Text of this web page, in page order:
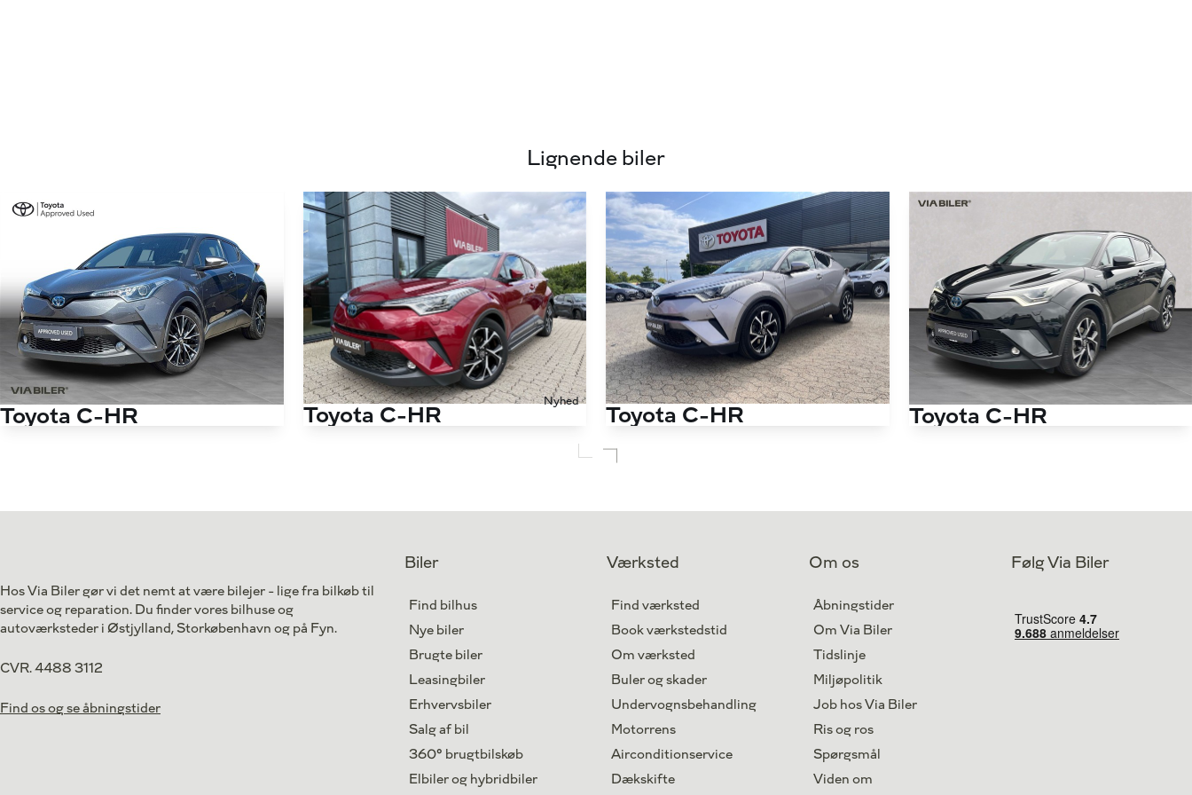
Lignende biler
Toyota C-HR
Drivmiddel
Hybrid
Kontant
149.800kr.
Nyhed
Toyota C-HR
1,8 Hybrid C-LUB Premium Selected Multidrive S 122HK 5d Aut.
Kontant
Toyota C-HR
Lokation
Højbjerg
Toyota C-HR
Drivmiddel
Hybrid
Hos Via Biler gør vi det nemt at være bilejer - lige fra bilkøb til
service og reparation. Du finder vores bilhuse og
autoværksteder i Østjylland, Storkøbenhavn og på Fyn.
CVR. 4488 3112
Find os og se åbningstider
Biler
Find bilhus
Nye biler
Brugte biler
Leasingbiler
Erhvervsbiler
Salg af bil
360° brugtbilskøb
Elbiler og hybridbiler
Værksted
Find værksted
Book værkstedstid
Om værksted
Buler og skader
Undervognsbehandling
Motorrens
Airconditionservice
Dækskifte
Om os
Åbningstider
Om Via Biler
Tidslinje
Miljøpolitik
Job hos Via Biler
Ris og ros
Spørgsmål
Viden om
Følg Via Biler